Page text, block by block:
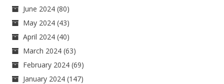
June 2024 (80)
May 2024 (43)
April 2024 (40)
March 2024 (63)
February 2024 (69)
January 2024 (147)